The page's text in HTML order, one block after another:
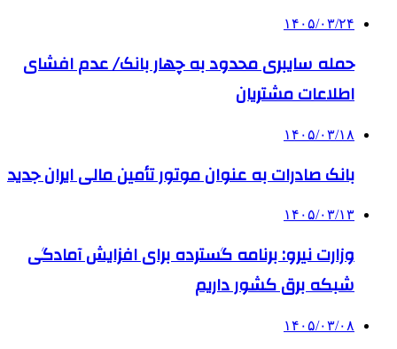
۱۴۰۵/۰۳/۲۴
حمله سایبری محدود به چهار بانک/ عدم افشای
اطلاعات مشتریان
۱۴۰۵/۰۳/۱۸
بانک صادرات به‌ عنوان موتور تأمین مالی ایران جدید
۱۴۰۵/۰۳/۱۳
وزارت نیرو: برنامه‌ گسترده برای افزایش آمادگی
شبکه برق کشور داریم
۱۴۰۵/۰۳/۰۸